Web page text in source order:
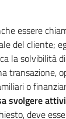
essere
del cliente;
la solvibilità
transazione,
o
svolgere
deve